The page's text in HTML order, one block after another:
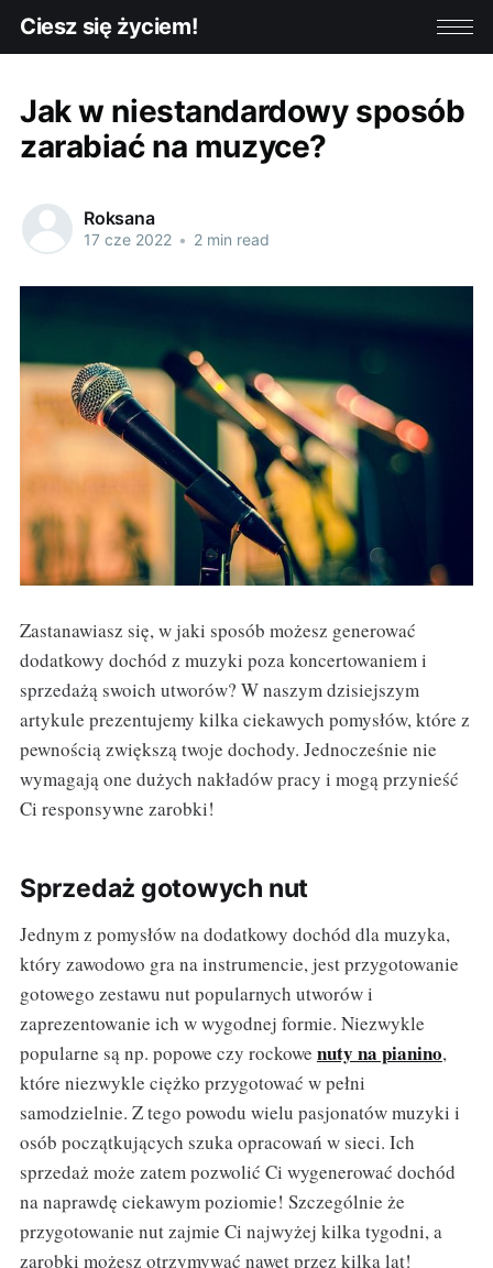
Ciesz się życiem!
Jak w niestandardowy sposób
zarabiać na muzyce?
Roksana
17 cze 2022 • 2 min read
Zastanawiasz się, w jaki sposób możesz generować
dodatkowy dochód z muzyki poza koncertowaniem i
sprzedażą swoich utworów? W naszym dzisiejszym
artykule prezentujemy kilka ciekawych pomysłów, które z
pewnością zwiększą twoje dochody. Jednocześnie nie
wymagają one dużych nakładów pracy i mogą przynieść
Ci responsywne zarobki!
Sprzedaż gotowych nut
Jednym z pomysłów na dodatkowy dochód dla muzyka,
który zawodowo gra na instrumencie, jest przygotowanie
gotowego zestawu nut popularnych utworów i
zaprezentowanie ich w wygodnej formie. Niezwykle
popularne są np. popowe czy rockowe nuty na pianino,
które niezwykle ciężko przygotować w pełni
samodzielnie. Z tego powodu wielu pasjonatów muzyki i
osób początkujących szuka opracowań w sieci. Ich
sprzedaż może zatem pozwolić Ci wygenerować dochód
na naprawdę ciekawym poziomie! Szczególnie że
przygotowanie nut zajmie Ci najwyżej kilka tygodni, a
zarobki możesz otrzymywać nawet przez kilka lat!